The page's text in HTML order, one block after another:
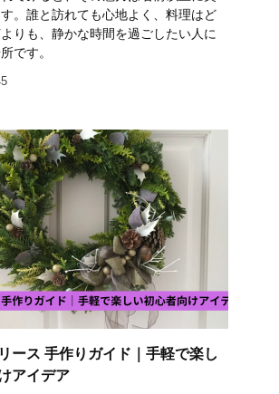
。誰と訪れても心地よく、料理はど
りも、静かな時間を過ごしたい人に
です。
ース 手作りガイド｜手軽で楽し
アイデア